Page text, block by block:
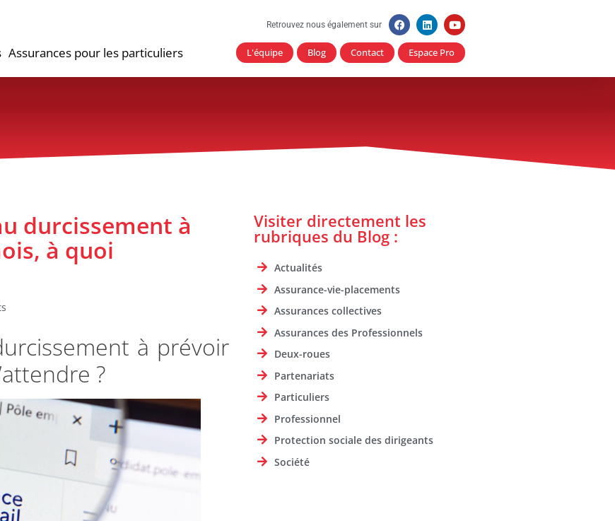
Assurances pour les particuliers
Retrouvez nous également sur
L'équipe Blog Contact Espace Pro
durcissement à
à quoi
à prévoir
?
Visiter directement les
rubriques du Blog :
Actualités
Assurance-vie-placements
Assurances collectives
Assurances des Professionnels
Deux-roues
Partenariats
Particuliers
Professionnel
Protection sociale des dirigeants
Société